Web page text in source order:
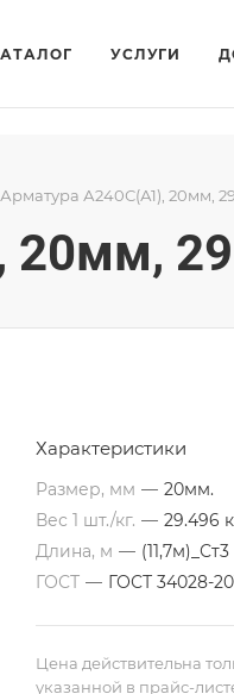
УСЛУГИ
Арматура А240С(А1), 20мм,
Характеристики
Размер, мм — 20мм.
Вес 1 шт./кг. — 29.496
Длина, м — (11,7м)_Ст3
ГОСТ — ГОСТ 34028-
Цена действительна
указанной в прайс-